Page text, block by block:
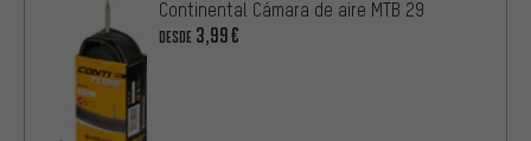
Continental Cámara de aire MTB 29
DESDE 3,99€